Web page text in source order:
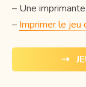
– Une imprimante
– Imprimer le jeu
⇢